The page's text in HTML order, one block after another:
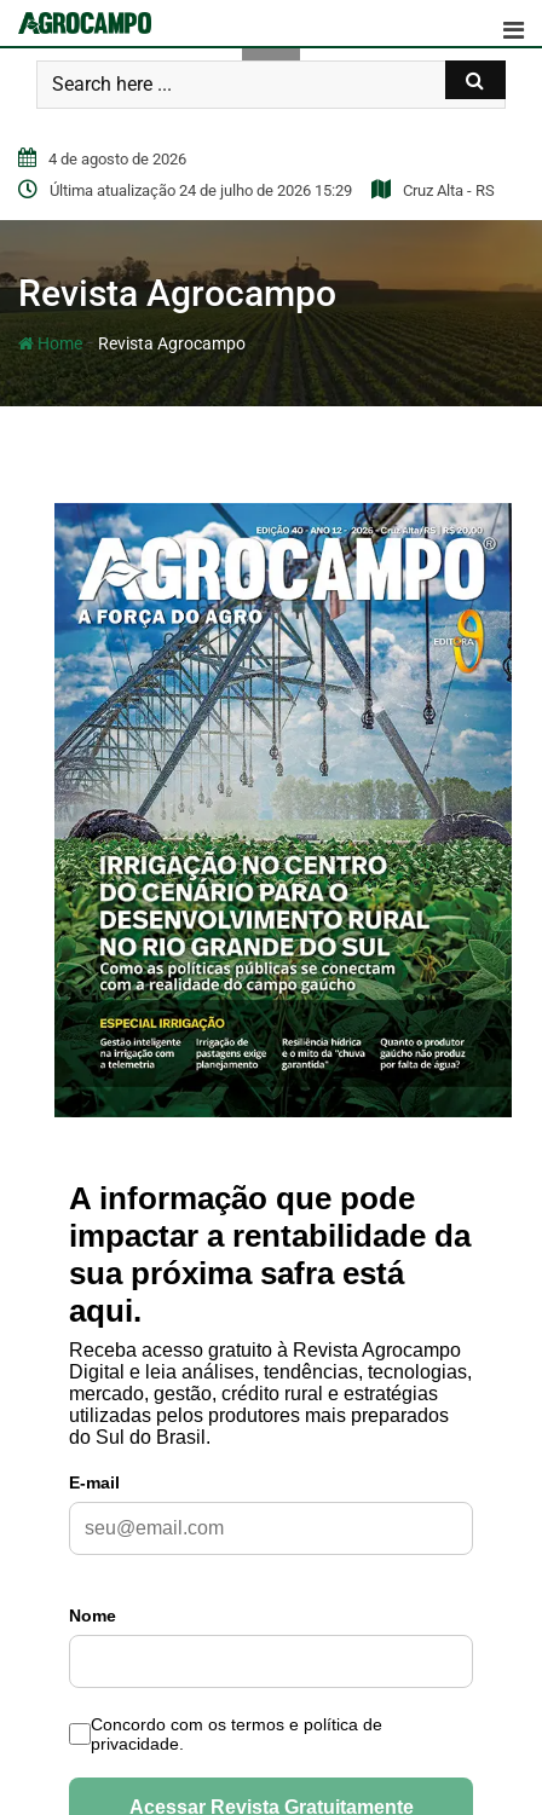
4 de agosto de 2026
Última atualização 24 de julho de 2026 15:29
Cruz Alta - RS
Revista Agrocampo
Home- Revista Agrocampo